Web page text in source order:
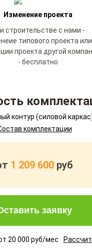
Изменение проекта
строительстве с нами -
типового проекта или
проекта другой
- бесплатно
контур (силовой
комплектации
1 209 600 руб
заявку
20 000 руб/мес